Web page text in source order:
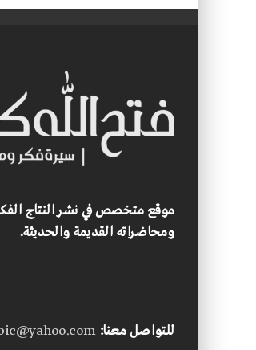
موقع متخصص في نشر النتاج
ومحاضراته القديمة والحديثة.
للتواصل معنا: